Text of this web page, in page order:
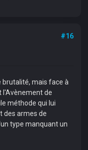
#16
brutalité, mais face à
l'Avènement de
méthode qui lui
des armes de
type manquant un